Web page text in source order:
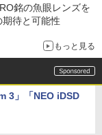
銘の魚眼レンズを
期待と可能性
もっと見る
3」「NEO iDSD